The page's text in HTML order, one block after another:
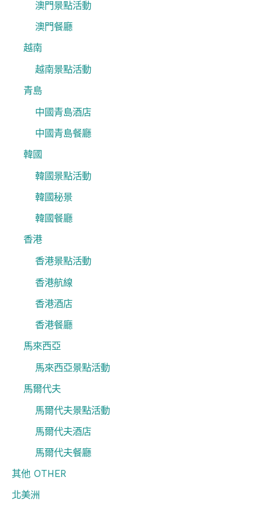
澳門景點活動
澳門餐廳
越南
越南景點活動
青島
中國青島酒店
中國青島餐廳
韓國
韓國景點活動
韓國秘景
韓國餐廳
香港
香港景點活動
香港航線
香港酒店
香港餐廳
馬來西亞
馬來西亞景點活動
馬爾代夫
馬爾代夫景點活動
馬爾代夫酒店
馬爾代夫餐廳
其他 OTHER
北美洲